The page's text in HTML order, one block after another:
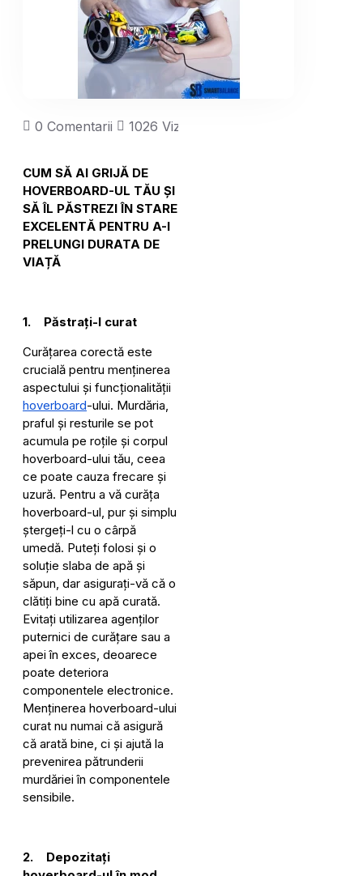
0 Comentarii 1026 Vizualizări
CUM SĂ AI GRIJĂ DE
HOVERBOARD-UL TĂU ȘI
SĂ ÎL PĂSTREZI ÎN STARE
EXCELENTĂ PENTRU A-I
PRELUNGI DURATA DE
VIAȚĂ
1.
Păstrați-l curat
Curățarea corectă este
crucială pentru menținerea
aspectului și funcționalității
hoverboard-ului. Murdăria,
praful și resturile se pot
acumula pe roțile și corpul
hoverboard-ului tău, ceea
ce poate cauza frecare și
uzură. Pentru a vă curăța
hoverboard-ul, pur și simplu
ștergeți-l cu o cârpă
umedă. Puteți folosi și o
soluție slaba de apă și
săpun, dar asigurați-vă că o
clătiți bine cu apă curată.
Evitați utilizarea agenților
puternici de curățare sau a
apei în exces, deoarece
poate deteriora
componentele electronice.
Menținerea hoverboard-ului
curat nu numai că asigură
că arată bine, ci și ajută la
prevenirea pătrunderii
murdăriei în componentele
sensibile.
2. Depozitați